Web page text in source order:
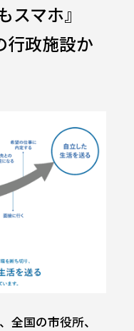
スマホ』
行政施設か
全国の市役所、